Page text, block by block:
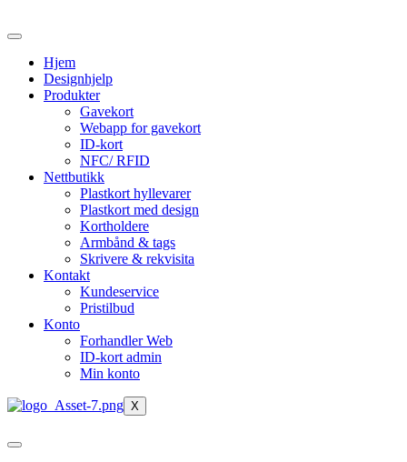
to
contentHjem
Designhjelp
Produkter
Gavekort
Webapp for gavekort
ID-kort
NFC/ RFID
Nettbutikk
Plastkort hyllevarer
Plastkort med design
Kortholdere
Armbånd & tags
Skrivere & rekvisita
Kontakt
Kundeservice
Pristilbud
Konto
Forhandler Web
ID-kort admin
Min konto
X